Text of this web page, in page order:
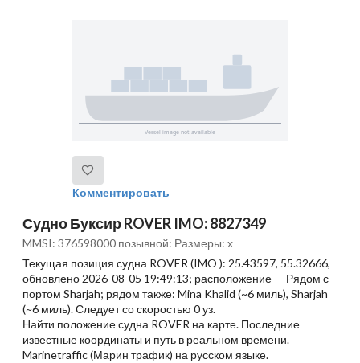
Комментировать
Судно Буксир ROVER IMO: 8827349
MMSI: 376598000 позывной: Размеры: x
Текущая позиция судна ROVER (IMO ): 25.43597, 55.32666,
обновлено 2026-08-05 19:49:13; расположение — Рядом с
портом Sharjah; рядом также: Mina Khalid (~6 миль), Sharjah
(~6 миль). Следует со скоростью 0 уз.
Найти положение судна ROVER на карте. Последние
известные координаты и путь в реальном времени.
Marinetraffic (Марин трафик) на русском языке.